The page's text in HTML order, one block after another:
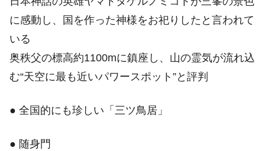
に感動し、国を作った神様をお祀りしたと言われて
いる
奥秩父の標高約1100mに鎮座し、山の霊気が流れ込
む“天空に最も近いパワースポット”と評判
● 全国的にも珍しい「三ツ鳥居」
● 随身門